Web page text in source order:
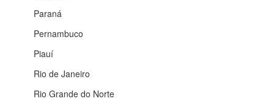
Paraná
Pernambuco
Piauí
Rio de Janeiro
Rio Grande do Norte